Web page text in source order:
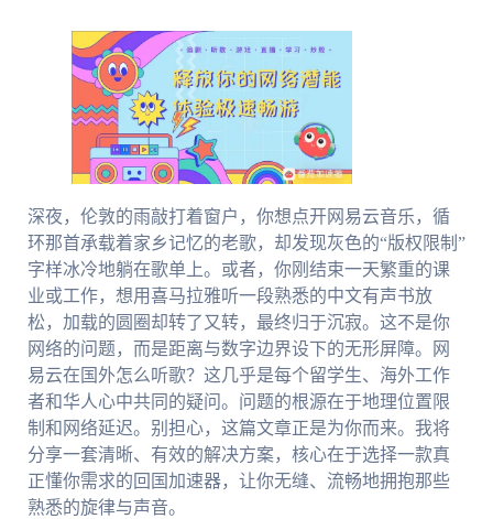
深夜，伦敦的雨敲打着窗户，你想点开网易云音乐，循
环那首承载着家乡记忆的老歌，却发现灰色的“版权限制”
字样冰冷地躺在歌单上。或者，你刚结束一天繁重的课
业或工作，想用喜马拉雅听一段熟悉的中文有声书放
松，加载的圆圈却转了又转，最终归于沉寂。这不是你
网络的问题，而是距离与数字边界设下的无形屏障。网
易云在国外怎么听歌？这几乎是每个留学生、海外工作
者和华人心中共同的疑问。问题的根源在于地理位置限
制和网络延迟。别担心，这篇文章正是为你而来。我将
分享一套清晰、有效的解决方案，核心在于选择一款真
正懂你需求的回国加速器，让你无缝、流畅地拥抱那些
熟悉的旋律与声音。